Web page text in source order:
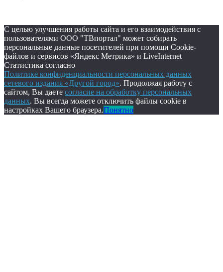
С целью улучшения работы сайта и его взаимодействия с
пользователями ООО "ТВпортал" может собирать
персональные данные посетителей при помощи Cookie-
файлов и сервисов «Яндекс Метрика» и LiveInternet
Статистика согласно
Политике конфиденциальности персональных данных
сетевого издания «Другой город». Продолжая работу с
сайтом, Вы даете согласие на обработку персональных
данных. Вы всегда можете отключить файлы cookie в
настройках Вашего браузера.Понятно